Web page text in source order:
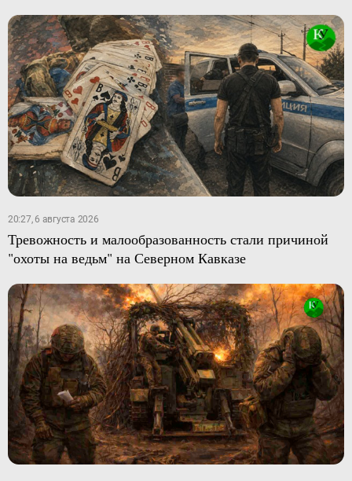
20:27, 6 августа 2026
Тревожность и малообразованность стали причиной
"охоты на ведьм" на Северном Кавказе